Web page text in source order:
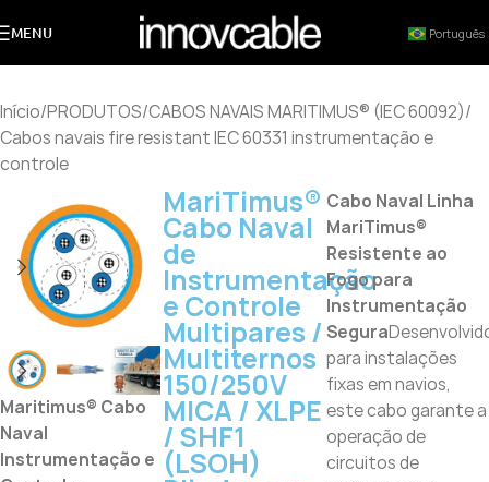
MENU Português
Início/PRODUTOS/CABOS NAVAIS MARITIMUS® (IEC 60092)/
Cabos navais fire resistant IEC 60331 instrumentação e
controle
Maritimus® Cabo
Naval
Instrumentação e
MariTimus®
Cabo Naval
de
Instrumentação
e Controle
Multipares /
Multiternos
150/250V
MICA / XLPE
/ SHF1
(LSOH)
Cabo Naval Linha
MariTimus®
Resistente ao
Fogo para
Instrumentação
Segura
para instalações
fixas em navios,
este cabo garante a
operação de
circuitos de